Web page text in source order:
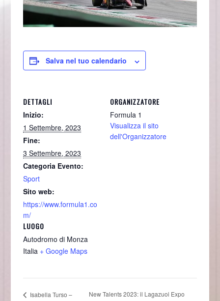
Salva nel tuo calendario
DETTAGLI
Inizio:
1 Settembre, 2023
Fine:
3 Settembre, 2023
Categoria Evento:
Sport
Sito web:
https://www.formula1.co
m/
LUOGO
Autodromo di Monza
Italia + Google Maps
ORGANIZZATORE
Formula 1
Visualizza il sito
dell'Organizzatore
Isabella Turso –
New Talents 2023: il Lagazuoi Expo